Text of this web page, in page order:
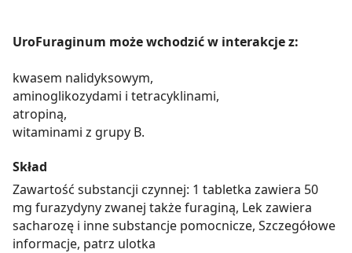
UroFuraginum może wchodzić w interakcje z:
kwasem nalidyksowym,
aminoglikozydami i tetracyklinami,
atropiną,
witaminami z grupy B.
Skład
Zawartość substancji czynnej: 1 tabletka zawiera 50
mg furazydyny zwanej także furaginą, Lek zawiera
sacharozę i inne substancje pomocnicze, Szczegółowe
informacje, patrz ulotka